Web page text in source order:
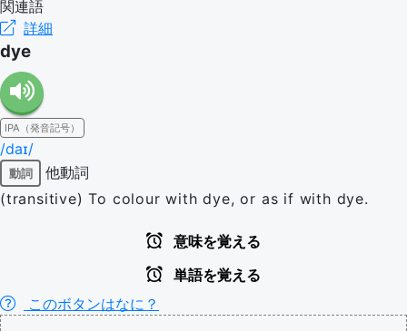
関連語
詳細
dye
IPA（発音記号）
/daɪ/
動詞
他動詞
(transitive) To colour with dye, or as if with dye.
意味を覚える
単語を覚える
このボタンはなに？